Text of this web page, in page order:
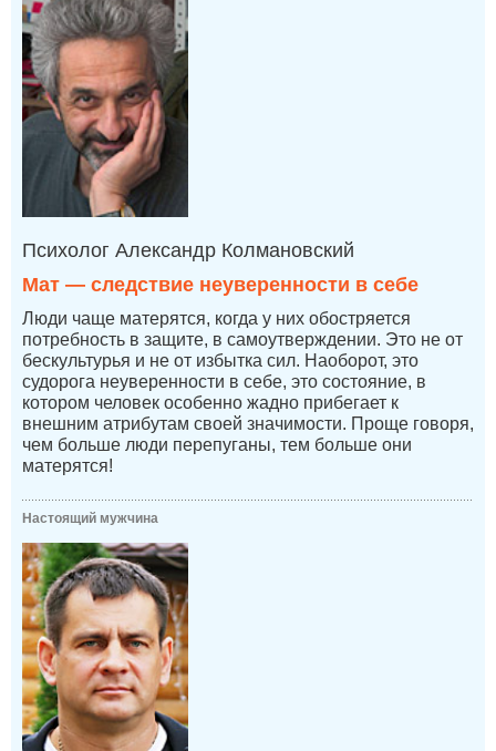
Психолог Александр Колмановский
Мат — следствие неуверенности в себе
Люди чаще матерятся, когда у них обостряется
потребность в защите, в самоутверждении. Это не от
бескультурья и не от избытка сил. Наоборот, это
судорога неуверенности в себе, это состояние, в
котором человек особенно жадно прибегает к
внешним атрибутам своей значимости. Проще говоря,
чем больше люди перепуганы, тем больше они
матерятся!
Настоящий мужчина